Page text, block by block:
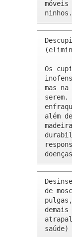
ninhos.
Os
mas
serem.
além
de
saúde)